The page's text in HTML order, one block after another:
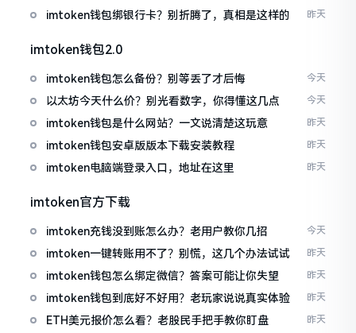
招试试
imtoken钱包绑银行卡？别折腾了，真相是这样的 昨天
imtoken钱包2.0
imtoken钱包怎么备份？别等丢了才后悔 今天
以太坊今天什么价？别光看数字，你得懂这几点 今天
imtoken钱包是什么网站？一文说清楚这玩意 昨天
imtoken钱包安卓版版本下载安装教程 昨天
imtoken电脑端登录入口，地址在这里 昨天
imtoken官方下载
imtoken充钱没到账怎么办？老用户教你几招 今天
imtoken一键转账用不了？别慌，这几个办法试试 昨天
imtoken钱包怎么绑定微信？答案可能让你失望 昨天
imtoken钱包到底好不好用？老玩家说说真实体验 昨天
ETH美元报价怎么看？老股民手把手教你盯盘 昨天